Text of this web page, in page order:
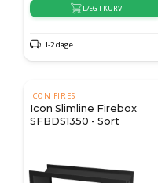
LÆG I KURV
1-2 dage
ICON FIRES
Icon Slimline Firebox
SFBDS1350 - Sort